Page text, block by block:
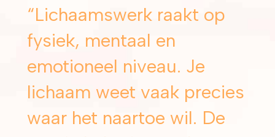
“Lichaamswerk raakt op
fysiek, mentaal en
emotioneel niveau. Je
lichaam weet vaak precies
waar het naartoe wil. De